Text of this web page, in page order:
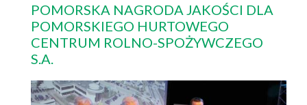
POMORSKA NAGRODA JAKOŚCI DLA
POMORSKIEGO HURTOWEGO
CENTRUM ROLNO-SPOŻYWCZEGO
S.A.